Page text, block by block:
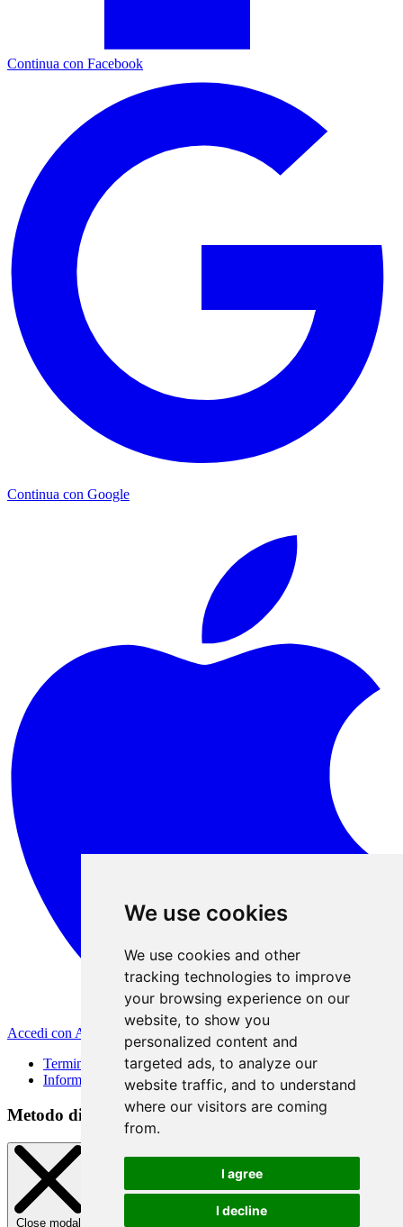
We use cookies
We use cookies and other
tracking technologies to improve
your browsing experience on our
website, to show you
personalized content and
targeted ads, to analyze our
website traffic, and to understand
where our visitors are coming
from.
I agree
I decline
Continua con Facebook
Continua con Google
Accedi con Apple
Termini di Utilizzo
Informativa sulla privacy
Metodo di registrazione
Close modal